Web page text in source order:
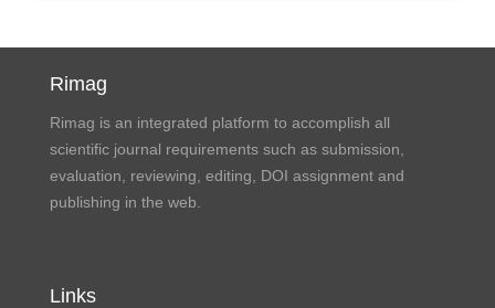
Rimag
Rimag is an integrated platform to accomplish all
scientific journal requirements such as submission,
evaluation, reviewing, editing, DOI assignment and
publishing in the web.
Links